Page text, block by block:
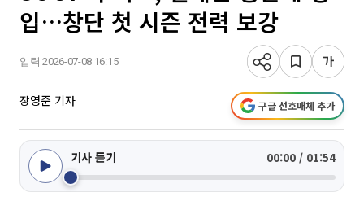
입…창단 첫 시즌 전력 보강
입력 2026-07-08 16:15
장영준 기자 구글 선호매체 추가
기사 듣기 00:00 / 01:54